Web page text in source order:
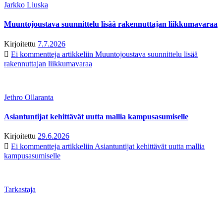
Jarkko Liuska
Muuntojoustava suunnittelu lisää rakennuttajan liikkumavaraa
Kirjoitettu 7.7.2026
Ei kommentteja artikkeliin Muuntojoustava suunnittelu lisää
rakennuttajan liikkumavaraa
Jethro Ollaranta
Asiantuntijat kehittävät uutta mallia kampusasumiselle
Kirjoitettu 29.6.2026
Ei kommentteja artikkeliin Asiantuntijat kehittävät uutta mallia
kampusasumiselle
Tarkastaja